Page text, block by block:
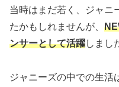
当時はまだ若く、ジャニ
たかもしれませんが、
ンサーとして活躍しまし
ジャニーズの中での生活